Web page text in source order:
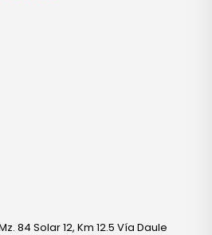
84 Solar 12, Km 12.5 Vía Daule